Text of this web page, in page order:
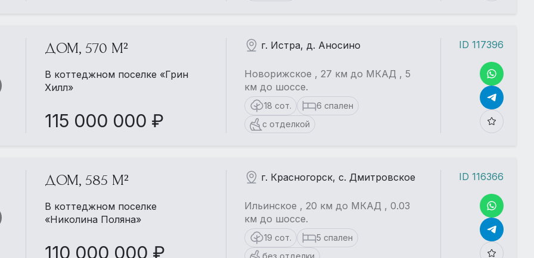
ДОМ, 570 М²
В коттеджном поселке «Грин
Хилл»
115 000 000 ₽
г. Истра, д. Аносино
Новорижское , 27 км до МКАД , 5
км до шоссе.
18 сот.
6 спален
с отделкой
ID 117396
ДОМ, 585 М²
В коттеджном поселке
«Николина Поляна»
110 000 000 ₽
г. Красногорск, с. Дмитровское
Ильинское , 20 км до МКАД , 0.03
км до шоссе.
19 сот.
5 спален
без отделки
ID 116366